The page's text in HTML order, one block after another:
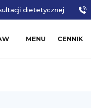
dietetycznej
MENU CENNIK